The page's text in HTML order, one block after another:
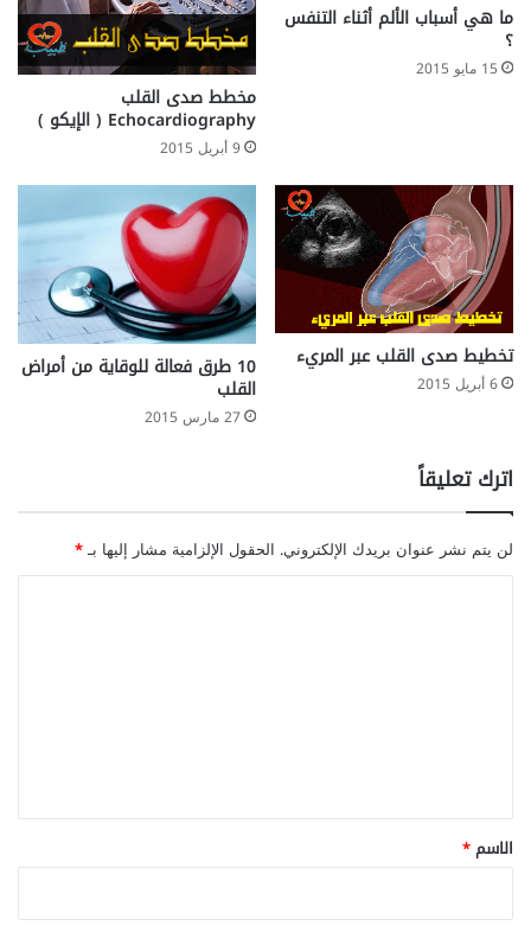
ما هي أسباب الألم أثناء التنفس
؟
15 مايو 2015
مخطط صدى القلب
Echocardiography ( الإيكو )
9 أبريل 2015
تخطيط صدى القلب عبر المريء
6 أبريل 2015
10 طرق فعالة للوقاية من أمراض
القلب
27 مارس 2015
اترك تعليقاً
لن يتم نشر عنوان بريدك الإلكتروني. الحقول الإلزامية مشار إليها بـ*
*
الاسم*